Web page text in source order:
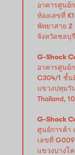
อาคารศูนย์
ห้องเลขที่
พัทยาสาย 2
จังหวัดชลบุ
G-Shock
อาคารศูนย์
C304/1 ชั้น
แขวงปทุมวั
Thailand,
G-Shock
ศูนย์การค้า
เลขที่
แขวงบางโ